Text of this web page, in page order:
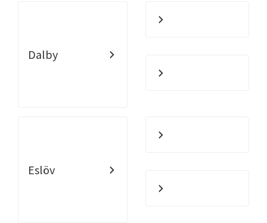
Dalby
Eslöv